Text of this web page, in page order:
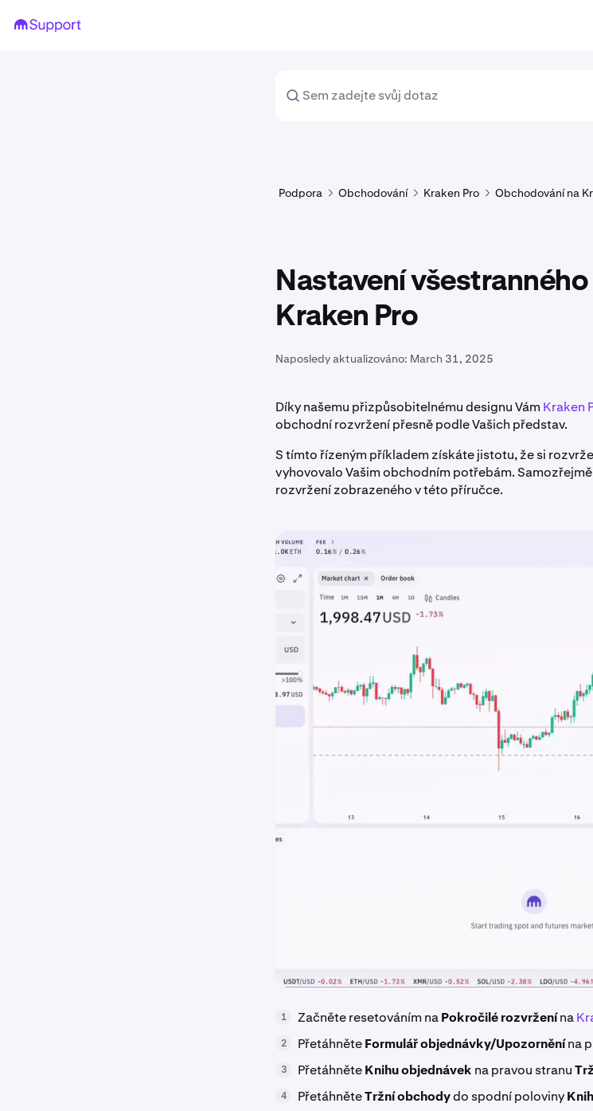
Podpora Obchodování Kraken Pro Obchodování na
Nastavení
Kraken Pro
Naposledy aktualizováno: March 31, 2025
Díky našemu přizpůsobitelnému designu Vám Kraken
obchodní rozvržení přesně podle Vašich představ.
S tímto řízeným příkladem získáte jistotu, že si
vyhovovalo Vašim obchodním potřebám.
rozvržení zobrazeného v této příručce.
1 Začněte resetováním naPokročilé rozvrženína
2 PřetáhněteFormulář objednávky/Upozorněnína
3 PřetáhněteKnihu objednávek na pravou stranu
4 PřetáhněteTržní obchodydo spodní poloviny